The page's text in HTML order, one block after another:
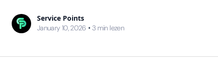
Service Points
January 10, 2026 • 3 min lezen